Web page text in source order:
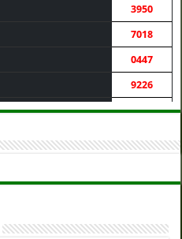
3950
7018
0447
9226
7666
1771
6004